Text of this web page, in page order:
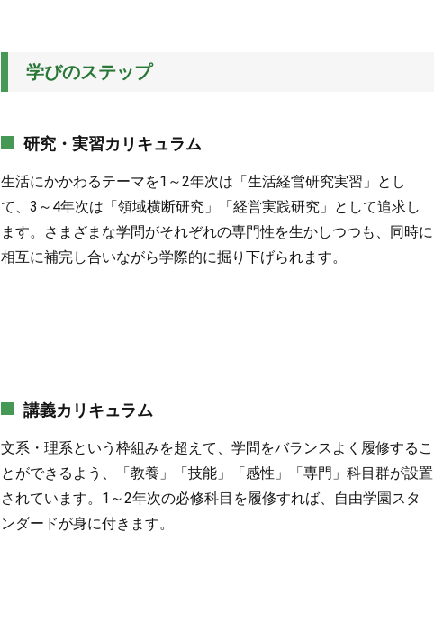
学びのステップ
研究・実習カリキュラム
生活にかかわるテーマを1～2年次は「生活経営研究実習」とし
て、3～4年次は「領域横断研究」「経営実践研究」として追求し
ます。さまざまな学問がそれぞれの専門性を生かしつつも、同時に
相互に補完し合いながら学際的に掘り下げられます。
講義カリキュラム
文系・理系という枠組みを超えて、学問をバランスよく履修するこ
とができるよう、「教養」「技能」「感性」「専門」科目群が設置
されています。1～2年次の必修科目を履修すれば、自由学園スタ
ンダードが身に付きます。